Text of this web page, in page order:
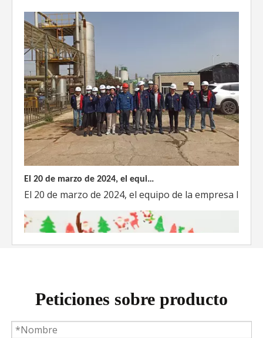
El 20 de marzo de 2024, el equipo de la empresa
Peticiones sobre producto